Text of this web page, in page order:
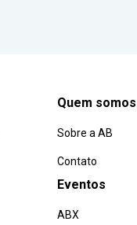
Quem somos
Sobre a AB
Contato
Eventos
ABX